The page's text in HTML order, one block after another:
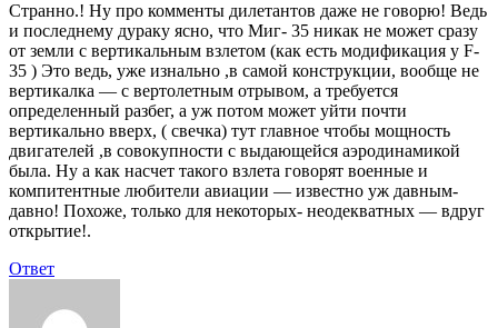
Странно.! Ну про комменты дилетантов даже не говорю! Ведь
и последнему дураку ясно, что Миг- 35 никак не может сразу
от земли с вертикальным взлетом (как есть модификация у F-
35 ) Это ведь, уже изнально ,в самой конструкции, вообще не
вертикалка — с вертолетным отрывом, а требуется
определенный разбег, а уж потом может уйти почти
вертикально вверх, ( свечка) тут главное чтобы мощность
двигателей ,в совокупности с выдающейся аэродинамикой
была. Ну а как насчет такого взлета говорят военные и
компитентные любители авиации — известно уж давным-
давно! Похоже, только для некоторых- неодекватных — вдруг
открытие!.
Ответ